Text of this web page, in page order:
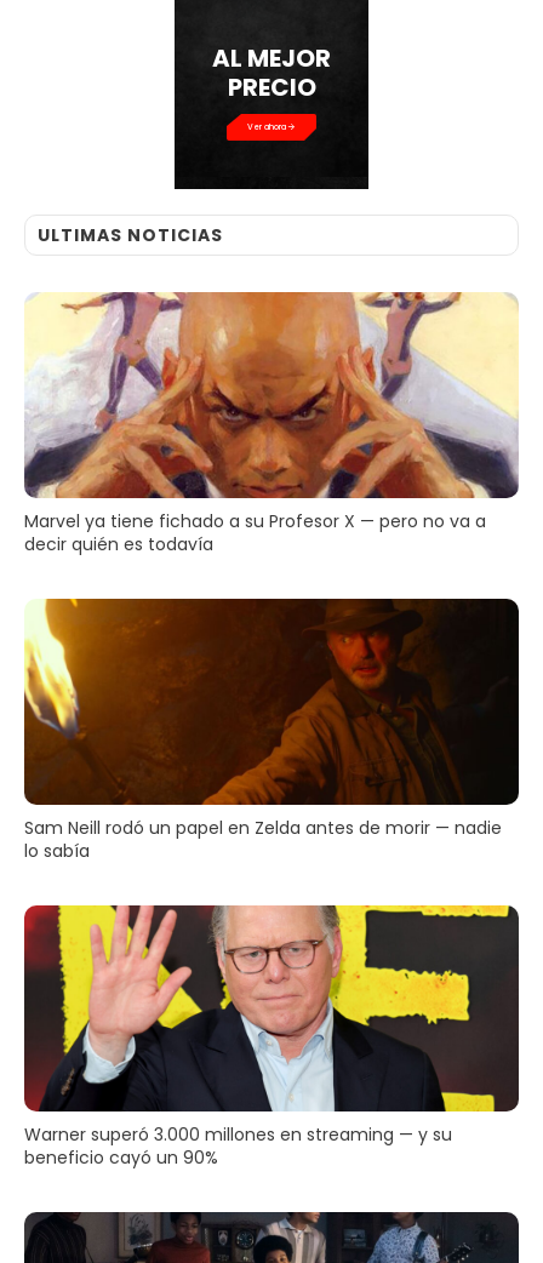
AL MEJOR
PRECIO
Ver ahora
ULTIMAS NOTICIAS
Marvel ya tiene fichado a su Profesor X — pero no va a
decir quién es todavía
Sam Neill rodó un papel en Zelda antes de morir — nadie
lo sabía
Warner superó 3.000 millones en streaming — y su
beneficio cayó un 90%